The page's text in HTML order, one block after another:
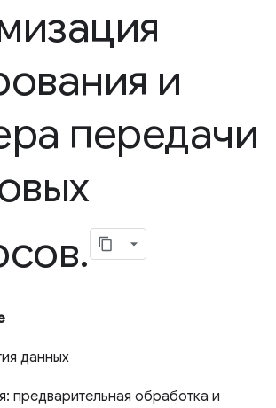
и
передачи
.
данных
предварительная обработка и